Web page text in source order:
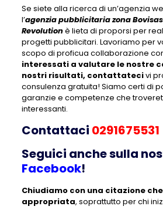
Se siete alla ricerca di un’agenzia
l’agenzia pubblicitaria zona
Revolutionè lieta di proporsi per
progetti pubblicitari. Lavoriamo per
scopo di proficua collaborazione
interessati a valutare le nostre
nostri risultati, contattatecivi
consulenza gratuita! Siamo certi di
garanzie e competenze che
interessanti.
Contattaci 0291675531
Seguici anche sulla
Facebook!
Chiudiamo con una citazione
appropriata, soprattutto per chi